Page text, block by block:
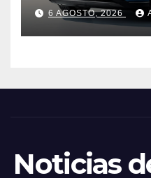
6 AGOSTO, 2026
Noticias